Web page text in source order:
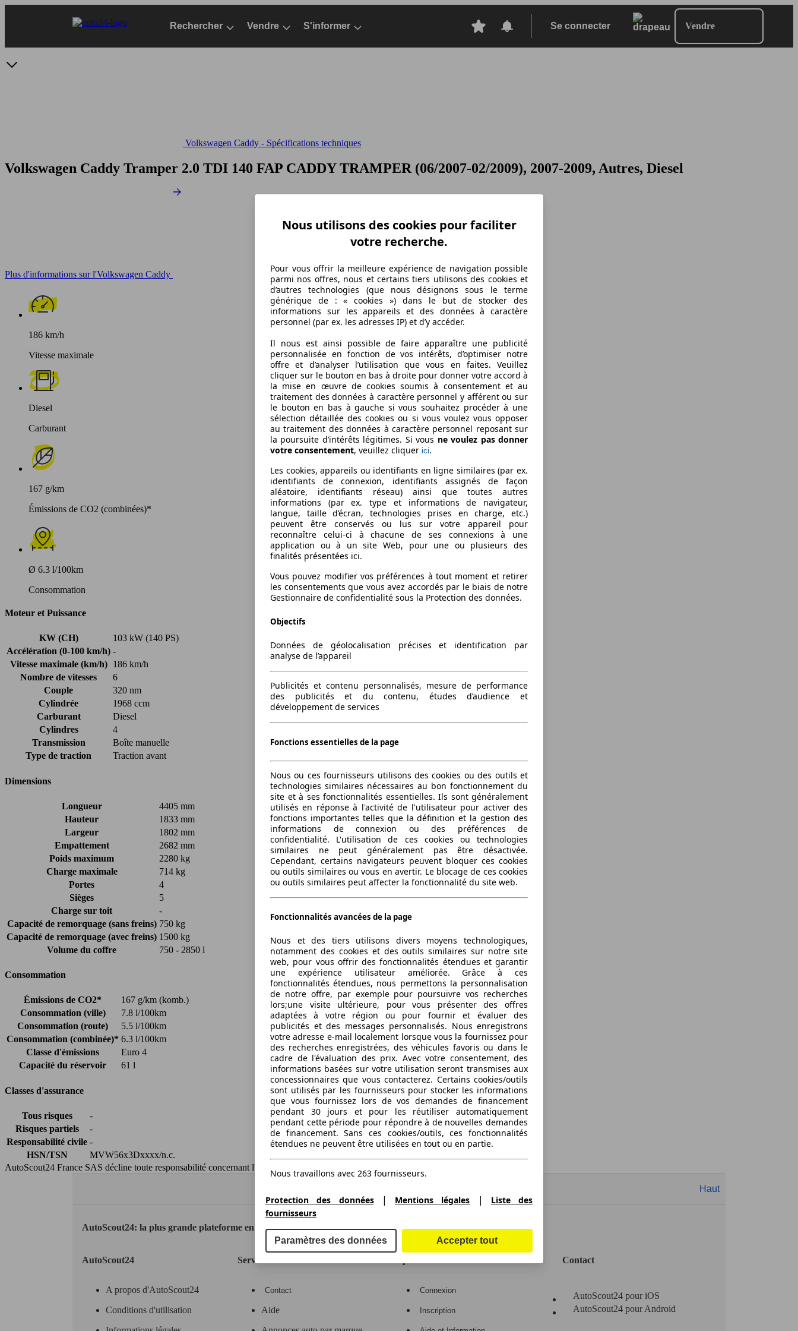
Rechercher Vendre S'informer Se connecter Vendre
Volkswagen Caddy - Spécifications techniques
Volkswagen Caddy Tramper 2.0 TDI 140 FAP CADDY TRAMPER (06/2007-02/2009), 2007-2009, Autres, Diesel
Plus d'informations sur l'Volkswagen Caddy
186 km/h
Vitesse maximale
Diesel
Carburant
167 g/km
Émissions de CO2 (combinées)*
Ø 6.3 l/100km
Consommation
Moteur et Puissance
KW (CH)
103 kW (140 PS)
Accélération (0-100 km/h) -
Vitesse maximale (km/h)
186 km/h
Nombre de vitesses
6
Couple
320 nm
Cylindrée
1968 ccm
Carburant
Diesel
Cylindres
4
Transmission
Boîte manuelle
Type de traction
Traction avant
Dimensions
Longueur
4405 mm
Hauteur
1833 mm
Largeur
1802 mm
Empattement
2682 mm
Poids maximum
2280 kg
Charge maximale
714 kg
Portes
4
Sièges
5
Charge sur toit
-
Capacité de remorquage (sans freins) 750 kg
Capacité de remorquage (avec freins) 1500 kg
Volume du coffre
750 - 2850 l
Consommation
Émissions de CO2*
167 g/km (komb.)
Consommation (ville)
7.8 l/100km
Consommation (route)
5.5 l/100km
Consommation (combinée)* 6.3 l/100km
Classe d'émissions
Euro 4
Capacité du réservoir
61 l
Classes d'assurance
Tous risques
-
Risques partiels
-
Responsabilité civile -
HSN/TSN
MVW56x3Dxxxx/n.c.
AutoScout24 France SAS décline toute responsabilité concernant l''exactitude des indications fournies.
Haut
AutoScout24: la plus grande plateforme en ligne de voitures en Europe
AutoScout24
A propos d'AutoScout24
Conditions d'utilisation
Service
Contact
Aide
Connexion
Inscription
Contact
AutoScout24 pour iOS
AutoScout24 pour Android
Nous utilisons des cookies pour faciliter
votre recherche.
Pour vous offrir la meilleure expérience de navigation possible
parmi nos offres, nous et certains tiers utilisons des cookies et
d’autres technologies (que nous désignons sous le terme
générique de : « cookies ») dans le but de stocker des
informations sur les appareils et des données à caractère
personnel (par ex. les adresses IP) et d’y accéder.
Il nous est ainsi possible de faire apparaître une publicité
personnalisée en fonction de vos intérêts, d’optimiser notre
offre et d’analyser l’utilisation que vous en faites. Veuillez
cliquer sur le bouton en bas à droite pour donner votre accord à
la mise en œuvre de cookies soumis à consentement et au
traitement des données à caractère personnel y afférent ou sur
le bouton en bas à gauche si vous souhaitez procéder à une
sélection détaillée des cookies ou si vous voulez vous opposer
au traitement des données à caractère personnel reposant sur
la poursuite d’intérêts légitimes. Si vous ne voulez pas donner
votre consentement, veuillez cliquer ici.
Les cookies, appareils ou identifiants en ligne similaires (par ex.
identifiants de connexion, identifiants assignés de façon
aléatoire, identifiants réseau) ainsi que toutes autres
informations (par ex. type et informations de navigateur,
langue, taille d’écran, technologies prises en charge, etc.)
peuvent être conservés ou lus sur votre appareil pour
reconnaître celui-ci à chacune de ses connexions à une
application ou à un site Web, pour une ou plusieurs des
finalités présentées ici.
Vous pouvez modifier vos préférences à tout moment et retirer
les consentements que vous avez accordés par le biais de notre
Gestionnaire de confidentialité sous la Protection des données.
Objectifs
Données de géolocalisation précises et identification par
analyse de l’appareil
Publicités et contenu personnalisés, mesure de performance
des publicités et du contenu, études d’audience et
développement de services
Fonctions essentielles de la page
Nous ou ces fournisseurs utilisons des cookies ou des outils et
technologies similaires nécessaires au bon fonctionnement du
site et à ses fonctionnalités essentielles. Ils sont généralement
utilisés en réponse à l'activité de l'utilisateur pour activer des
fonctions importantes telles que la définition et la gestion des
informations de connexion ou des préférences de
confidentialité. L'utilisation de ces cookies ou technologies
similaires ne peut généralement pas être désactivée.
Cependant, certains navigateurs peuvent bloquer ces cookies
ou outils similaires ou vous en avertir. Le blocage de ces cookies
ou outils similaires peut affecter la fonctionnalité du site web.
Fonctionnalités avancées de la page
Nous et des tiers utilisons divers moyens technologiques,
notamment des cookies et des outils similaires sur notre site
web, pour vous offrir des fonctionnalités étendues et garantir
une expérience utilisateur améliorée. Grâce à ces
fonctionnalités étendues, nous permettons la personnalisation
de notre offre, par exemple pour poursuivre vos recherches
lors;une visite ultérieure, pour vous présenter des offres
adaptées à votre région ou pour fournir et évaluer des
publicités et des messages personnalisés. Nous enregistrons
votre adresse e-mail localement lorsque vous la fournissez pour
des recherches enregistrées, des véhicules favoris ou dans le
cadre de l'évaluation des prix. Avec votre consentement, des
informations basées sur votre utilisation seront transmises aux
concessionnaires que vous contacterez. Certains cookies/outils
sont utilisés par les fournisseurs pour stocker les informations
que vous fournissez lors de vos demandes de financement
pendant 30 jours et pour les réutiliser automatiquement
pendant cette période pour répondre à de nouvelles demandes
de financement. Sans ces cookies/outils, ces fonctionnalités
étendues ne peuvent être utilisées en tout ou en partie.
Nous travaillons avec 263 fournisseurs.
Protection des données| Mentions légales |
Liste des
fournisseurs
Paramètres des données Accepter tout